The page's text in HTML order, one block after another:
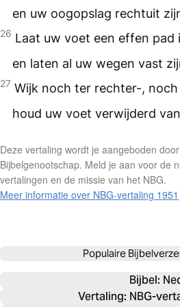
en uw oogopslag rechtuit
26 Laat uw voet een effen pad
en laten al uw wegen vast
27 Wijk noch ter rechter-,
houd uw voet verwijderd
Deze vertaling wordt je aangeboden
Bijbelgenootschap. Meld je aan voor de
vertalingen en de missie van het NBG.
Meer informatie over NBG-vertaling 1951
Populaire
Bijbel:
Vertaling: NBG-